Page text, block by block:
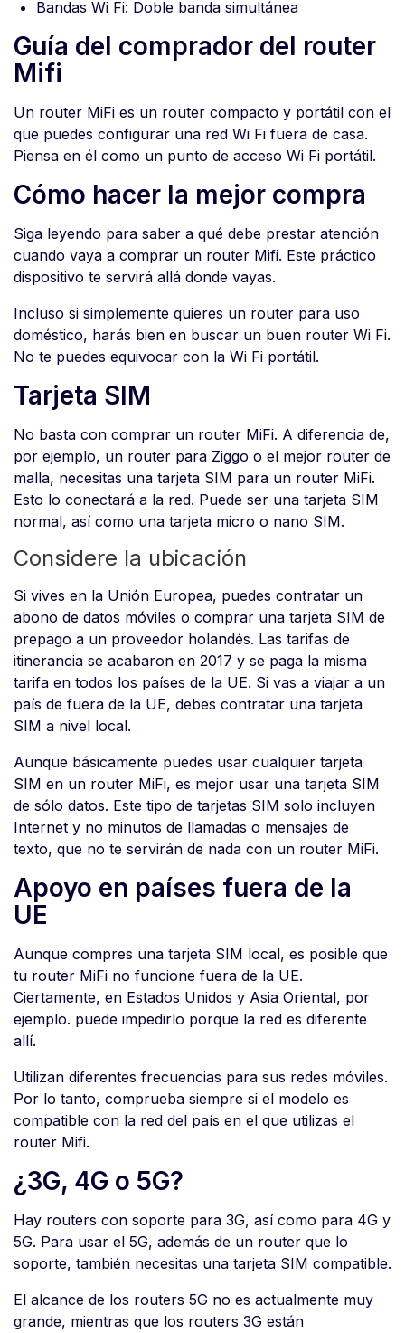
Bandas Wi Fi: Doble banda simultánea
Guía del comprador del router
Mifi
Un router MiFi es un router compacto y portátil con el
que puedes configurar una red Wi Fi fuera de casa.
Piensa en él como un punto de acceso Wi Fi portátil.
Cómo hacer la mejor compra
Siga leyendo para saber a qué debe prestar atención
cuando vaya a comprar un router Mifi. Este práctico
dispositivo te servirá allá donde vayas.
Incluso si simplemente quieres un router para uso
doméstico, harás bien en buscar un buen router Wi Fi.
No te puedes equivocar con la Wi Fi portátil.
Tarjeta SIM
No basta con comprar un router MiFi. A diferencia de,
por ejemplo, un router para Ziggo o el mejor router de
malla, necesitas una tarjeta SIM para un router MiFi.
Esto lo conectará a la red. Puede ser una tarjeta SIM
normal, así como una tarjeta micro o nano SIM.
Considere la ubicación
Si vives en la Unión Europea, puedes contratar un
abono de datos móviles o comprar una tarjeta SIM de
prepago a un proveedor holandés. Las tarifas de
itinerancia se acabaron en 2017 y se paga la misma
tarifa en todos los países de la UE. Si vas a viajar a un
país de fuera de la UE, debes contratar una tarjeta
SIM a nivel local.
Aunque básicamente puedes usar cualquier tarjeta
SIM en un router MiFi, es mejor usar una tarjeta SIM
de sólo datos. Este tipo de tarjetas SIM solo incluyen
Internet y no minutos de llamadas o mensajes de
texto, que no te servirán de nada con un router MiFi.
Apoyo en países fuera de la
UE
Aunque compres una tarjeta SIM local, es posible que
tu router MiFi no funcione fuera de la UE.
Ciertamente, en Estados Unidos y Asia Oriental, por
ejemplo. puede impedirlo porque la red es diferente
allí.
Utilizan diferentes frecuencias para sus redes móviles.
Por lo tanto, comprueba siempre si el modelo es
compatible con la red del país en el que utilizas el
router Mifi.
¿3G, 4G o 5G?
Hay routers con soporte para 3G, así como para 4G y
5G. Para usar el 5G, además de un router que lo
soporte, también necesitas una tarjeta SIM compatible.
El alcance de los routers 5G no es actualmente muy
grande, mientras que los routers 3G están